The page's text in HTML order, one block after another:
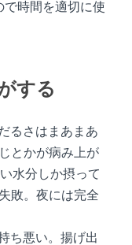
で時間を適切に使
する
るさはまあまあ
とかが病み上が
水分しか摂って
敗。夜には完全
ち悪い。揚げ出